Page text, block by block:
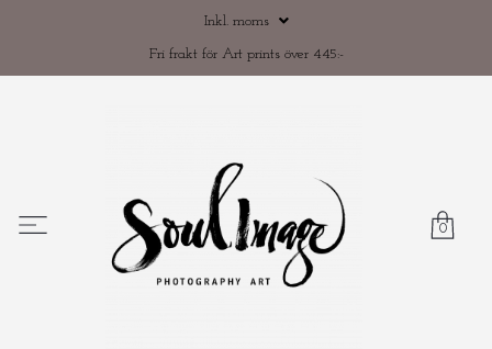
Inkl. moms
Fri frakt för Art prints över 445:-
0